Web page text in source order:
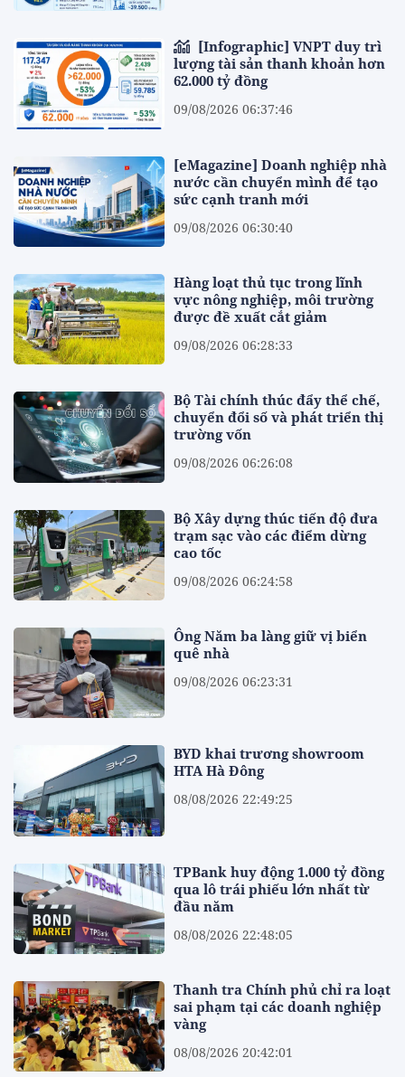
lượng tài sản thanh khoản hơn
62.000 tỷ đồng
09/08/2026 06:37:46
[eMagazine] Doanh nghiệp nhà
nước cần chuyển mình để tạo
sức cạnh tranh mới
09/08/2026 06:30:40
Hàng loạt thủ tục trong lĩnh
vực nông nghiệp, môi trường
được đề xuất cắt giảm
09/08/2026 06:28:33
Bộ Tài chính thúc đẩy thể chế,
chuyển đổi số và phát triển thị
trường vốn
09/08/2026 06:26:08
Bộ Xây dựng thúc tiến độ đưa
trạm sạc vào các điểm dừng
cao tốc
09/08/2026 06:24:58
Ông Năm ba làng giữ vị biển
quê nhà
09/08/2026 06:23:31
BYD khai trương showroom
HTA Hà Đông
08/08/2026 22:49:25
TPBank huy động 1.000 tỷ đồng
qua lô trái phiếu lớn nhất từ
đầu năm
08/08/2026 22:48:05
Thanh tra Chính phủ chỉ ra loạt
sai phạm tại các doanh nghiệp
vàng
08/08/2026 20:42:01